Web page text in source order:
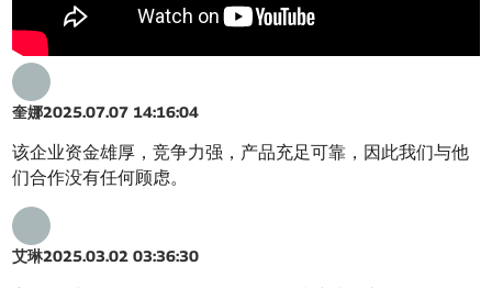
奎娜2025.07.07 14:16:04
该企业资金雄厚，竞争力强，产品充足可靠，因此我们与他
们合作没有任何顾虑。
艾琳2025.03.02 03:36:30